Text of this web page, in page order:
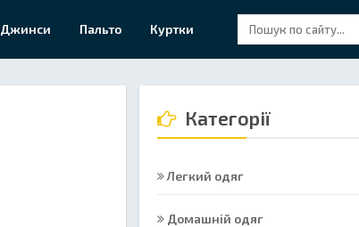
Джинси Пальто Куртки
Категорії
Легкий одяг
Домашній одяг